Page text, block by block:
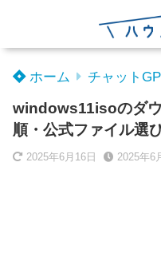
ホーム チャット
windows11isoのダ
順・公式ファイル選
2025年6月16日 2025年6